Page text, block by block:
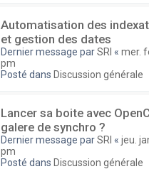
Automatisation des
et gestion des dates
Dernier message parSRI « mer.
pm
Posté dans Discussion générale
Lancer sa boite avec
galere de synchro ?
Dernier message parSRI « jeu.
pm
Posté dans Discussion générale